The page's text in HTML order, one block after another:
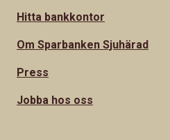
Hitta bankkontor
Om Sparbanken Sjuhärad
Press
Jobba hos oss